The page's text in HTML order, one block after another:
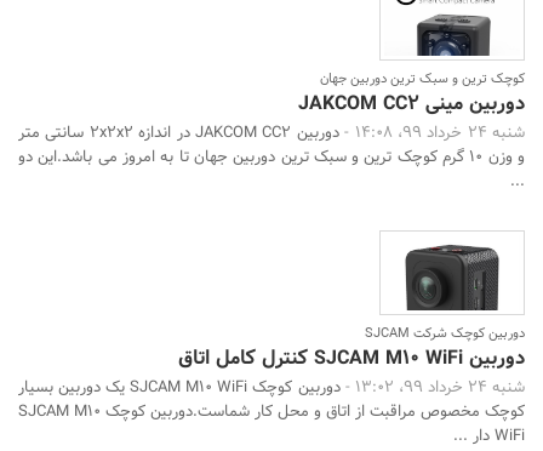
کوچک ترین و سبک ترین دوربین جهان
دوربین مینی JAKCOM CC2
شنبه 24 خرداد 99، 14:08 -
دوربین JAKCOM CC2 در اندازه 2x2x2 سانتی متر
و وزن 10 گرم کوچک ترین و سبک ترین دوربین جهان تا به امروز می باشد.این دو
...
دوربین کوچک شرکت SJCAM
دوربین SJCAM M10 WiFi کنترل کامل اتاق
شنبه 24 خرداد 99، 13:02 -
دوربین کوچک SJCAM M10 WiFi یک دوربین بسیار
کوچک مخصوص مراقبت از اتاق و محل کار شماست.دوربین کوچک SJCAM M10
WiFi دار ...